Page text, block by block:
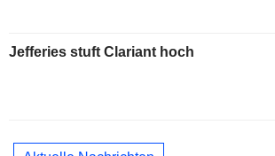
Jefferies stuft Clariant hoch